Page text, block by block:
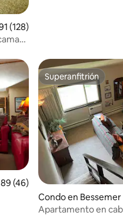
promedio: 4.91 de 5,
(128)
promedio: 4.89 de 5,
(46)
Superanfitrión
Superanfitrión
Condo en Bessemer
Apartamento en